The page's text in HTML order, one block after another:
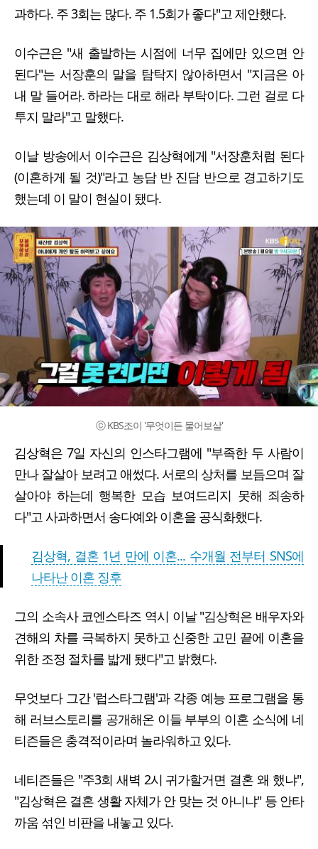
과하다. 주 3회는 많다. 주 1.5회가 좋다"고 제안했다.
이수근은 "새 출발하는 시점에 너무 집에만 있으면 안
된다"는 서장훈의 말을 탐탁지 않아하면서 "지금은 아
내 말 들어라. 하라는 대로 해라 부탁이다. 그런 걸로 다
투지 말라"고 말했다.
이날 방송에서 이수근은 김상혁에게 "서장훈처럼 된다
(이혼하게 될 것)"라고 농담 반 진담 반으로 경고하기도
했는데 이 말이 현실이 됐다.
ⓒ KBS조이 '무엇이든 물어보살'
김상혁은 7일 자신의 인스타그램에 "부족한 두 사람이
만나 잘살아 보려고 애썼다. 서로의 상처를 보듬으며 잘
살아야 하는데 행복한 모습 보여드리지 못해 죄송하
다"고 사과하면서 송다예와 이혼을 공식화했다.
김상혁, 결혼 1년 만에 이혼... 수개월 전부터 SNS에
나타난 이혼 징후
그의 소속사 코엔스타즈 역시 이날 "김상혁은 배우자와
견해의 차를 극복하지 못하고 신중한 고민 끝에 이혼을
위한 조정 절차를 밟게 됐다"고 밝혔다.
무엇보다 그간 '럽스타그램'과 각종 예능 프로그램을 통
해 러브스토리를 공개해온 이들 부부의 이혼 소식에 네
티즌들은 충격적이라며 놀라워하고 있다.
네티즌들은 "주3회 새벽 2시 귀가할거면 결혼 왜 했냐",
"김상혁은 결혼 생활 자체가 안 맞는 것 아니냐" 등 안타
까움 섞인 비판을 내놓고 있다.